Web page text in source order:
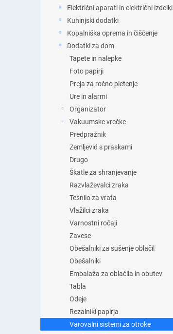
Električni aparati in električni izdelki
Kuhinjski dodatki
Kopalniška oprema in čiščenje
Dodatki za dom
Tapete in nalepke
Foto papirji
Preja za ročno pletenje
Ure in alarmi
Organizator
Vakuumske vrečke
Predpražnik
Zemljevid s praskami
Drugo
Škatle za shranjevanje
Razvlaževalci zraka
Tesnilo za vrata
Vlažilci zraka
Varnostni ročaji
Zavese
Obešalniki za sušenje oblačil
Obešalniki
Embalaža za oblačila in obutev
Tabla
Odeje
Rezalniki papirja
Varovalni sistemi za otroke